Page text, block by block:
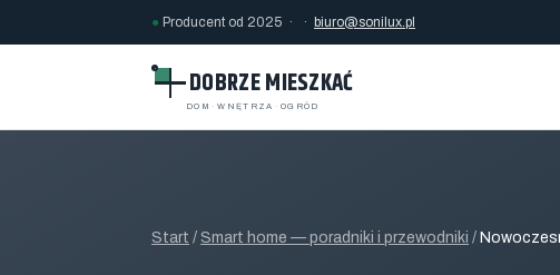
● Producent od 2025 · · biuro@sonilux.pl
DOBRZE MIESZKAĆ
DOM · WNĘTRZA · OGRÓD
Start / Smart home — poradniki i przewodniki /